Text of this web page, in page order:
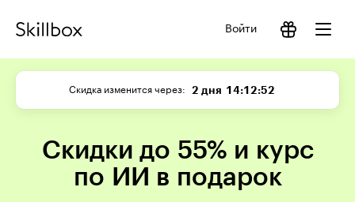
Войти
Скидка изменится через 2 дня 14:12:52
Скидки до 55% и курс
по ИИ в подарок